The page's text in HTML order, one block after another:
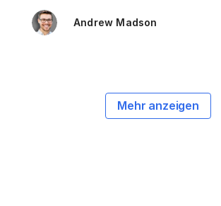
Andrew Madson
Mehr anzeigen